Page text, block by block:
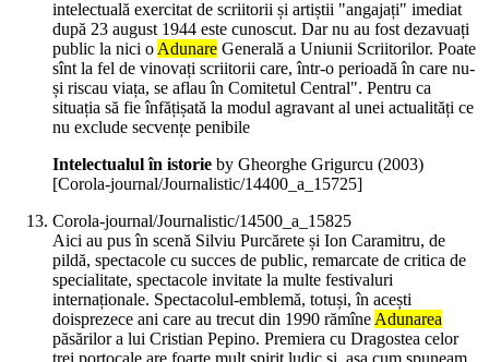
intelectuală exercitat de scriitorii și artiștii "angajați" imediat
după 23 august 1944 este cunoscut. Dar nu au fost dezavuați
public la nici oAdunare Generală a Uniunii Scriitorilor. Poate
sînt la fel de vinovați scriitorii care, într-o perioadă în care nu-
și riscau viața, se aflau în Comitetul Central". Pentru ca
situația să fie înfățișată la modul agravant al unei actualități ce
nu exclude secvențe penibile
Intelectualul în istorie by Gheorghe Grigurcu (2003)
[Corola-journal/Journalistic/14400_a_15725]
Corola-journal/Journalistic/14500_a_15825
Aici au pus în scenă Silviu Purcărete și Ion Caramitru, de
pildă, spectacole cu succes de public, remarcate de critica de
specialitate, spectacole invitate la multe festivaluri
internaționale. Spectacolul-emblemă, totuși, în acești
doisprezece ani care au trecut din 1990 rămîneAdunarea
păsărilor a lui Cristian Pepino. Premiera cu Dragostea celor